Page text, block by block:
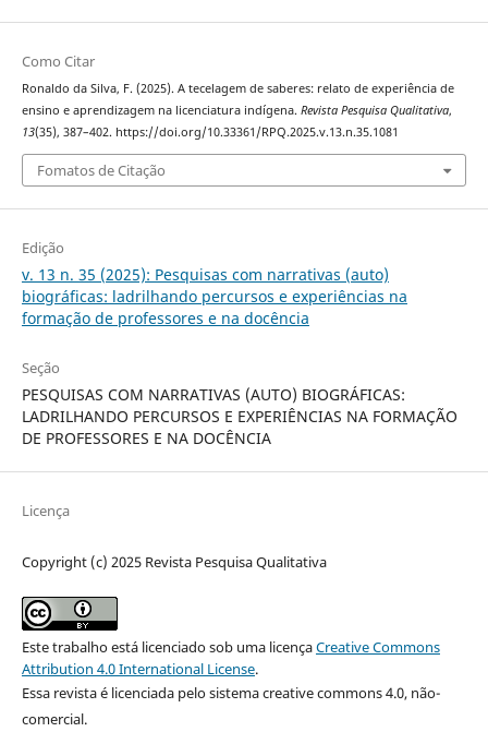
Como Citar
Ronaldo da Silva, F. (2025). A tecelagem de saberes: relato de experiência de
ensino e aprendizagem na licenciatura indígena. Revista Pesquisa Qualitativa,
13(35), 387–402. https://doi.org/10.33361/RPQ.2025.v.13.n.35.1081
Fomatos de Citação
Edição
v. 13 n. 35 (2025): Pesquisas com narrativas (auto)
biográficas: ladrilhando percursos e experiências na
formação de professores e na docência
Seção
PESQUISAS COM NARRATIVAS (AUTO) BIOGRÁFICAS:
LADRILHANDO PERCURSOS E EXPERIÊNCIAS NA FORMAÇÃO
DE PROFESSORES E NA DOCÊNCIA
Licença
Copyright (c) 2025 Revista Pesquisa Qualitativa
Este trabalho está licenciado sob uma licençaCreative Commons
Attribution 4.0 International License.
Essa revista é licenciada pelo sistema creative commons 4.0, não-
comercial.